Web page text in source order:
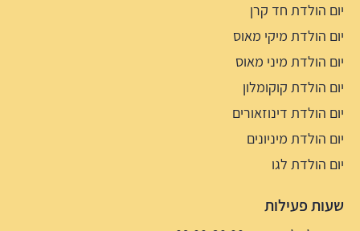
יום הולדת חד קרן
יום הולדת מיקי מאוס
יום הולדת מיני מאוס
יום הולדת קוקומלון
יום הולדת דינוזאורים
יום הולדת מיניונים
יום הולדת לגו
שעות פעילות